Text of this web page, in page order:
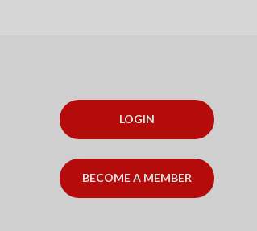
LOGIN
BECOME A MEMBER